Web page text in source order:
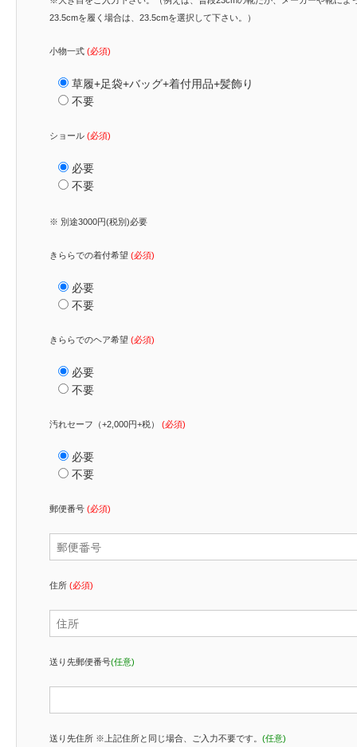
23.5cmを履く場合は、23.5cmを選択して下さい。）
小物一式 (必須)
草履+足袋+バッグ+着付用品+髪飾り
不要
ショール (必須)
必要
不要
※ 別途3000円(税別)必要
きららでの着付希望 (必須)
必要
不要
きららでのヘア希望 (必須)
必要
不要
汚れセーフ（+2,000円+税） (必須)
必要
不要
郵便番号 (必須)
住所 (必須)
送り先郵便番号(任意)
送り先住所 ※上記住所と同じ場合、ご入力不要です。 (任意)